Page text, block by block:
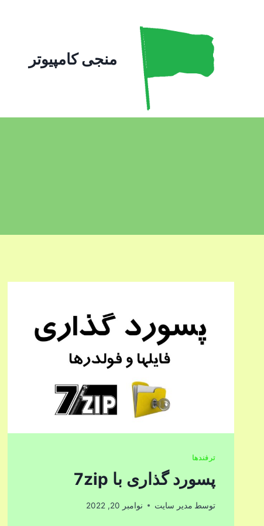
منجی کامپیوتر
ترفندها
پسورد گذاری با 7zip
توسط مدیر سایت نوامبر 20, 2022